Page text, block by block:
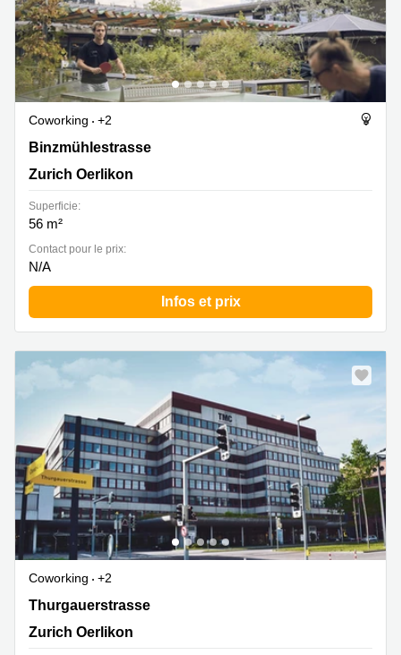
Coworking
+2
Binzmühlestrasse 170 D, Zurich Oerlikon
Binzmühlestrasse
Zurich Oerlikon
Superficie:
56 m²
Contact pour le prix:
N/A
Infos et prix
Coworking
+2
Thurgauerstrasse 117, Zurich Oerlikon
Thurgauerstrasse
Zurich Oerlikon